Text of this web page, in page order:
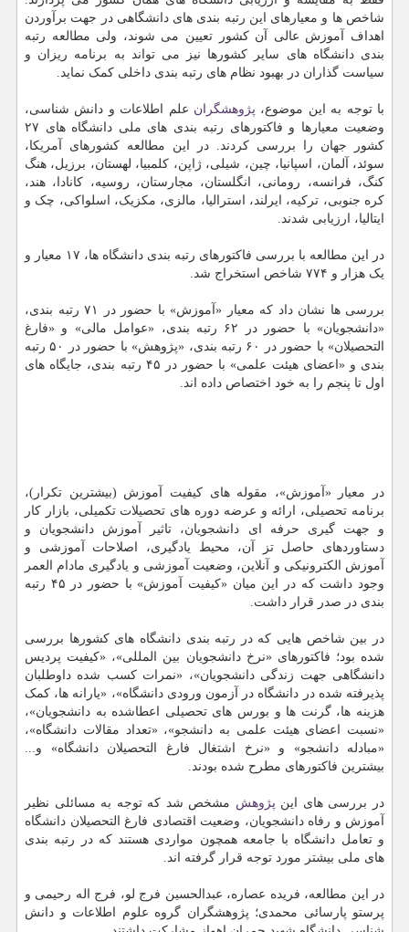
شاخص ها و معیارهای این رتبه بندی های دانشگاهی در جهت برآوردن
اهداف آموزش عالی آن کشور تعیین می شوند، ولی مطالعه رتبه
بندی دانشگاه های سایر کشورها نیز می تواند به برنامه ریزان و
سیاست گذاران در بهبود نظام های رتبه بندی داخلی کمک نماید.
با توجه به این موضوع، پژوهشگران علم اطلاعات و دانش شناسی،
وضعیت معیارها و فاکتورهای رتبه بندی های ملی دانشگاه های ۲۷
کشور جهان را بررسی کردند. در این مطالعه کشورهای آمریکا،
سوئد، آلمان، اسپانیا، چین، شیلی، ژاپن، کلمبیا، لهستان، برزیل، هنگ
کنگ، فرانسه، رومانی، انگلستان، مجارستان، روسیه، کانادا، هند،
کره جنوبی، ترکیه، ایرلند، استرالیا، مالزی، مکزیک، اسلواکی، چک و
ایتالیا، ارزیابی شدند.
در این مطالعه با بررسی فاکتورهای رتبه بندی دانشگاه ها، ۱۷ معیار و
یک هزار و ۷۷۴ شاخص استخراج شد.
بررسی ها نشان داد که معیار «آموزش» با حضور در ۷۱ رتبه بندی،
«دانشجویان» با حضور در ۶۲ رتبه بندی، «عوامل مالی» و «فارغ
التحصیلان» با حضور در ۶۰ رتبه بندی، «پژوهش» با حضور در ۵۰ رتبه
بندی و «اعضای هیئت علمی» با حضور در ۴۵ رتبه بندی، جایگاه های
اول تا پنجم را به خود اختصاص داده اند.
در معیار «آموزش»، مقوله های کیفیت آموزش (بیشترین تکرار)،
برنامه تحصیلی، ارائه و عرضه دوره های تحصیلات تکمیلی، بازار کار
و جهت گیری حرفه ای دانشجویان، تاثیر آموزش دانشجویان و
دستاوردهای حاصل تز آن، محیط یادگیری، اصلاحات آموزشی و
آموزش الکترونیکی و آنلاین، وضعیت آموزشی و یادگیری مادام العمر
وجود داشت که در این میان «کیفیت آموزش» با حضور در ۴۵ رتبه
بندی در صدر قرار داشت.
در بین شاخص هایی که در رتبه بندی دانشگاه های کشورها بررسی
شده بود؛ فاکتورهای «نرخ دانشجویان بین المللی»، «کیفیت پردیس
دانشگاهی جهت زندگی دانشجویان»، «نمرات کسب شده داوطلبان
پذیرفته شده در دانشگاه در آزمون ورودی دانشگاه»، «یارانه ها، کمک
هزینه ها، گرنت ها و بورس های تحصیلی اعطاشده به دانشجویان»،
«نسبت اعضای هیئت علمی به دانشجو»، «تعداد مقالات دانشگاه»،
«مبادله دانشجو» و «نرخ اشتغال فارغ التحصیلان دانشگاه» و...
بیشترین فاکتورهای مطرح شده بودند.
در بررسی های این پژوهش مشخص شد که توجه به مسائلی نظیر
آموزش و رفاه دانشجویان، وضعیت اقتصادی فارغ التحصیلان دانشگاه
و تعامل دانشگاه با جامعه همچون مواردی هستند که در رتبه بندی
های ملی بیشتر مورد توجه قرار گرفته اند.
در این مطالعه، فریده عصاره، عبدالحسین فرج لو، فرج اله رحیمی و
پرستو پارسائی محمدی؛ پژوهشگران گروه علوم اطلاعات و دانش